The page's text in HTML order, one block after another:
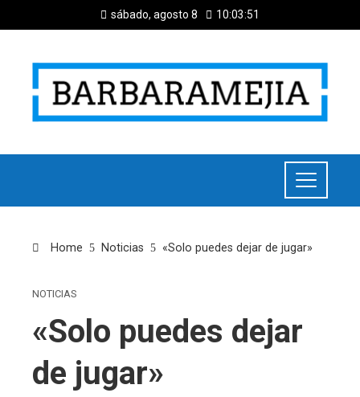
sábado, agosto 8 10:03:51
Home Noticias «Solo puedes dejar de jugar»
NOTICIAS
«Solo puedes dejar
de jugar»